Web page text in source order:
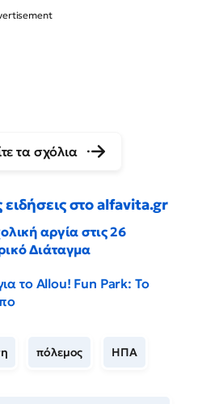
τα σχόλια
ειδήσεις στο alfavita.gr
αργία στις 26
Διάταγμα
το Allou! Fun Park: Το
πόλεμος ΗΠΑ